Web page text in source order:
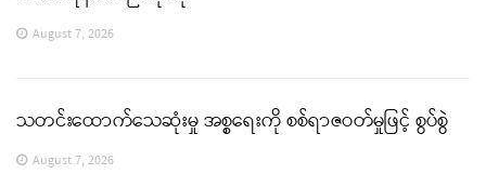
August 7, 2026
သတင်းထောက်သေဆုံးမှု အစ္စရေးကို စစ်ရာဇဝတ်မှုဖြင့် စွပ်စွဲ
August 7, 2026